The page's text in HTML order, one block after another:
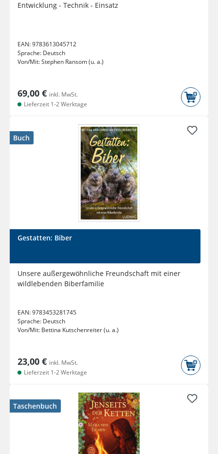
Entwicklung - Technik - Einsatz
EAN:9783613045712
Sprache: Deutsch
Von/Mit:Stephen Ransom (u. a.)
69,00 € inkl. MwSt.
Lieferzeit 1-2 Werktage
Buch
Gestatten: Biber
Unsere außergewöhnliche Freundschaft mit einer
wildlebenden Biberfamilie
EAN:9783453281745
Sprache: Deutsch
Von/Mit: Bettina Kutschenreiter (u. a.)
23,00 € inkl. MwSt.
Lieferzeit 1-2 Werktage
Taschenbuch